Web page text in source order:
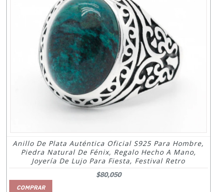
Anillo De Plata Auténtica Oficial S925 Para Hombre,
Piedra Natural De Fénix, Regalo Hecho A Mano,
Joyería De Lujo Para Fiesta, Festival Retro
$80,050
COMPRAR